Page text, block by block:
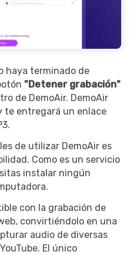
haya terminado de
"Detener grabación"
de DemoAir. DemoAir
te entregará un enlace
de utilizar DemoAir es
Como es un servicio
instalar ningún
con la grabación de
convirtiéndolo en una
audio de diversas
El único